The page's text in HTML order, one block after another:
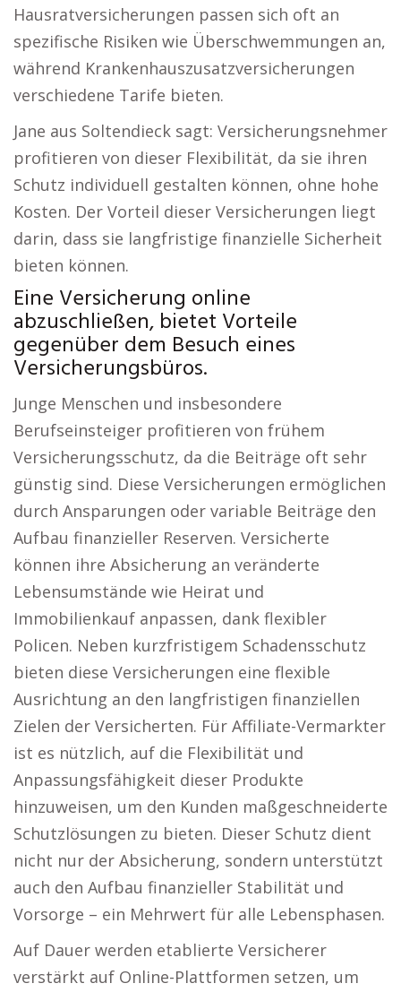
Hausratversicherungen passen sich oft an
spezifische Risiken wie Überschwemmungen an,
während Krankenhauszusatzversicherungen
verschiedene Tarife bieten.
Jane aus Soltendieck sagt: Versicherungsnehmer
profitieren von dieser Flexibilität, da sie ihren
Schutz individuell gestalten können, ohne hohe
Kosten. Der Vorteil dieser Versicherungen liegt
darin, dass sie langfristige finanzielle Sicherheit
bieten können.
Eine Versicherung online
abzuschließen, bietet Vorteile
gegenüber dem Besuch eines
Versicherungsbüros.
Junge Menschen und insbesondere
Berufseinsteiger profitieren von frühem
Versicherungsschutz, da die Beiträge oft sehr
günstig sind. Diese Versicherungen ermöglichen
durch Ansparungen oder variable Beiträge den
Aufbau finanzieller Reserven. Versicherte
können ihre Absicherung an veränderte
Lebensumstände wie Heirat und
Immobilienkauf anpassen, dank flexibler
Policen. Neben kurzfristigem Schadensschutz
bieten diese Versicherungen eine flexible
Ausrichtung an den langfristigen finanziellen
Zielen der Versicherten. Für Affiliate-Vermarkter
ist es nützlich, auf die Flexibilität und
Anpassungsfähigkeit dieser Produkte
hinzuweisen, um den Kunden maßgeschneiderte
Schutzlösungen zu bieten. Dieser Schutz dient
nicht nur der Absicherung, sondern unterstützt
auch den Aufbau finanzieller Stabilität und
Vorsorge – ein Mehrwert für alle Lebensphasen.
Auf Dauer werden etablierte Versicherer
verstärkt auf Online-Plattformen setzen, um